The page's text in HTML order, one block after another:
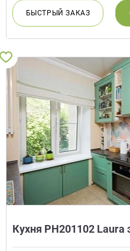
БЫСТРЫЙЗАКАЗ
Кухня РН201102 Laura